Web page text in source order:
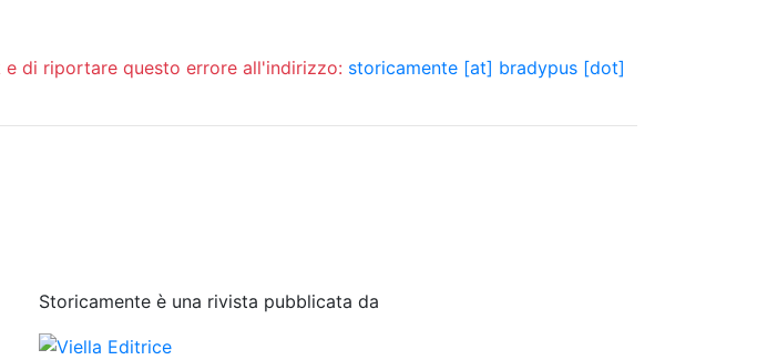
di riportare questo errore all'indirizzo: storicamente [at] bradypus [dot]
Storicamente è una rivista pubblicata da